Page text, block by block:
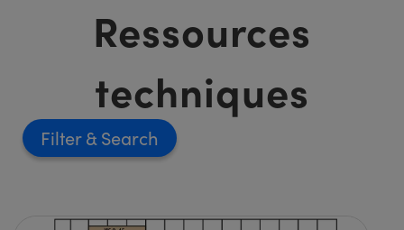
Ressources
techniques
Filter